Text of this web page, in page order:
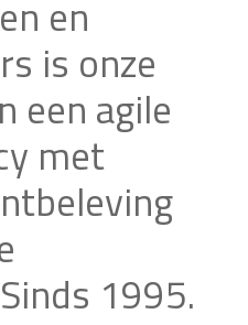
en
is onze
een agile
met
1995.